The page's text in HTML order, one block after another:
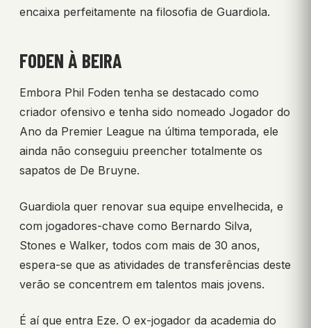
encaixa perfeitamente na filosofia de Guardiola.
FODEN À BEIRA
Embora Phil Foden tenha se destacado como
criador ofensivo e tenha sido nomeado Jogador do
Ano da Premier League na última temporada, ele
ainda não conseguiu preencher totalmente os
sapatos de De Bruyne.
Guardiola quer renovar sua equipe envelhecida, e
com jogadores-chave como Bernardo Silva,
Stones e Walker, todos com mais de 30 anos,
espera-se que as atividades de transferências deste
verão se concentrem em talentos mais jovens.
É aí que entra Eze. O ex-jogador da academia do